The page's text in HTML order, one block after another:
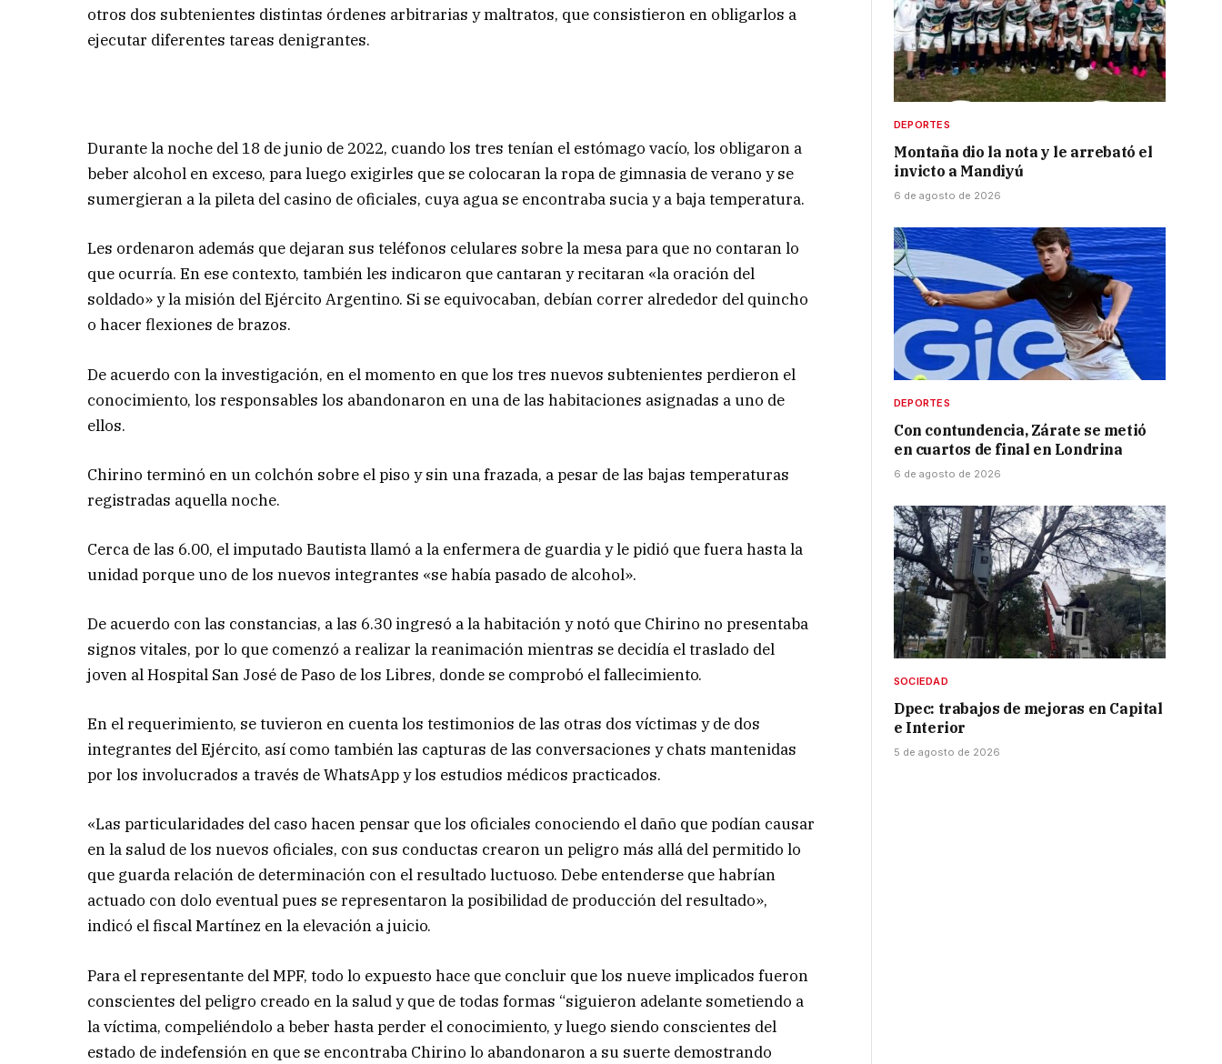
otros dos subtenientes distintas órdenes arbitrarias y maltratos, que consistieron en obligarlos a
ejecutar diferentes tareas denigrantes.
Durante la noche del 18 de junio de 2022, cuando los tres tenían el estómago vacío, los obligaron a
beber alcohol en exceso, para luego exigirles que se colocaran la ropa de gimnasia de verano y se
sumergieran a la pileta del casino de oficiales, cuya agua se encontraba sucia y a baja temperatura.
Les ordenaron además que dejaran sus teléfonos celulares sobre la mesa para que no contaran lo
que ocurría. En ese contexto, también les indicaron que cantaran y recitaran «la oración del
soldado» y la misión del Ejército Argentino. Si se equivocaban, debían correr alrededor del quincho
o hacer flexiones de brazos.
De acuerdo con la investigación, en el momento en que los tres nuevos subtenientes perdieron el
conocimiento, los responsables los abandonaron en una de las habitaciones asignadas a uno de
ellos.
Chirino terminó en un colchón sobre el piso y sin una frazada, a pesar de las bajas temperaturas
registradas aquella noche.
Cerca de las 6.00, el imputado Bautista llamó a la enfermera de guardia y le pidió que fuera hasta la
unidad porque uno de los nuevos integrantes «se había pasado de alcohol».
De acuerdo con las constancias, a las 6.30 ingresó a la habitación y notó que Chirino no presentaba
signos vitales, por lo que comenzó a realizar la reanimación mientras se decidía el traslado del
joven al Hospital San José de Paso de los Libres, donde se comprobó el fallecimiento.
En el requerimiento, se tuvieron en cuenta los testimonios de las otras dos víctimas y de dos
integrantes del Ejército, así como también las capturas de las conversaciones y chats mantenidas
por los involucrados a través de WhatsApp y los estudios médicos practicados.
«Las particularidades del caso hacen pensar que los oficiales conociendo el daño que podían causar
en la salud de los nuevos oficiales, con sus conductas crearon un peligro más allá del permitido lo
que guarda relación de determinación con el resultado luctuoso. Debe entenderse que habrían
actuado con dolo eventual pues se representaron la posibilidad de producción del resultado»,
indicó el fiscal Martínez en la elevación a juicio.
Para el representante del MPF, todo lo expuesto hace que concluir que los nueve implicados fueron
conscientes del peligro creado en la salud y que de todas formas “siguieron adelante sometiendo a
la víctima, compeliéndolo a beber hasta perder el conocimiento, y luego siendo conscientes del
estado de indefensión en que se encontraba Chirino lo abandonaron a su suerte demostrando
DEPORTES
Montaña dio la nota y le arrebató el
invicto a Mandiyú
6 de agosto de 2026
DEPORTES
Con contundencia, Zárate se metió
en cuartos de final en Londrina
6 de agosto de 2026
SOCIEDAD
Dpec: trabajos de mejoras en Capital
e Interior
5 de agosto de 2026